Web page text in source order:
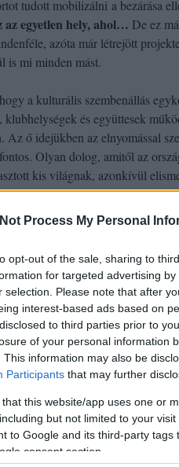
Process My Personal
opt-out of the sale, sharing to
for targeted advertising
selection. Please note that after
interest-based ads based on
to third parties prior to
of your personal information
This information may also be
Participants that may further
that this website/app uses one or
but not limited to your
to Google and its third-party
consent section.
tudott mobilizálni a bezárása
az egyetlen hely, ahol… De ez
azóta már létrejött
is mi minden mást.
a kulturális szembenállás
és együttesek
Az ő idejükben az elnyomással
Olyan dolog, amitől az
kis világnak, azonkívül
kultúra és civil kurázsi helyi
az történt, hogy
ilyen-olyan kompromisszumok
ütősebb piaci kulturális
ahol ezeket csinálni lehet,
állításokat tenni politikai
nehéz átlátni,hogy lesz a
vége
követhetetlen mennyiségű
beszélgetést,